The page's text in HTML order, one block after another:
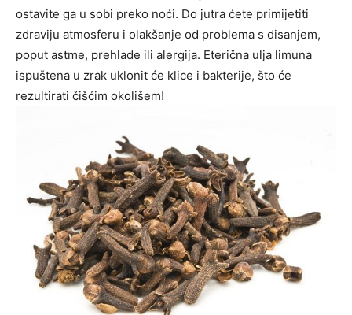
ostavite ga u sobi preko noći. Do jutra ćete primijetiti
zdraviju atmosferu i olakšanje od problema s disanjem,
poput astme, prehlade ili alergija. Eterična ulja limuna
ispuštena u zrak uklonit će klice i bakterije, što će
rezultirati čišćim okolišem!